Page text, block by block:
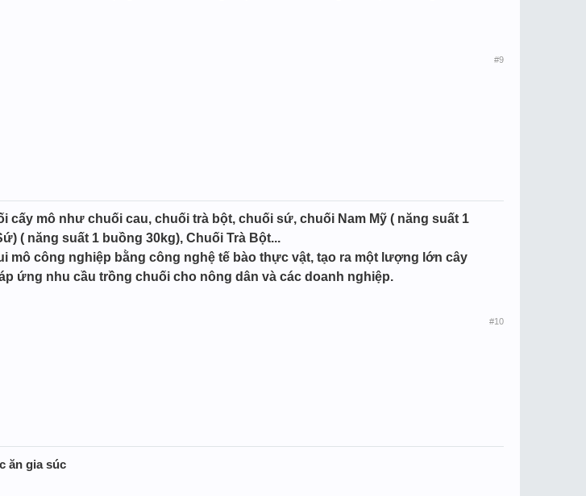
#9
mô như chuối cau, chuối trà bột, chuối sứ, chuối Nam Mỹ ( năng suất 1
( năng suất 1 buồng 30kg), Chuối Trà Bột...
mô công nghiệp bằng công nghệ tế bào thực vật, tạo ra một lượng lớn cây
ứng nhu cầu trồng chuối cho nông dân và các doanh nghiệp.
#10
ăn gia súc